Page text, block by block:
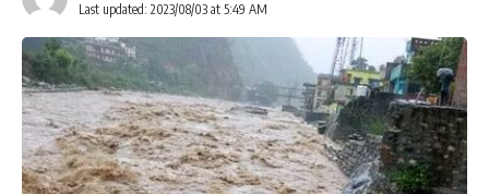
Last updated: 2023/08/03 at 5:49 AM